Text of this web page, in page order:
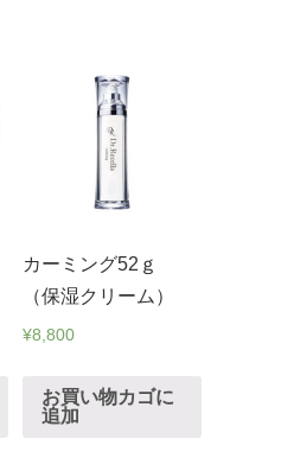
カーミング52ｇ
（保湿クリーム）
¥8,800
お買い物カゴに
追加